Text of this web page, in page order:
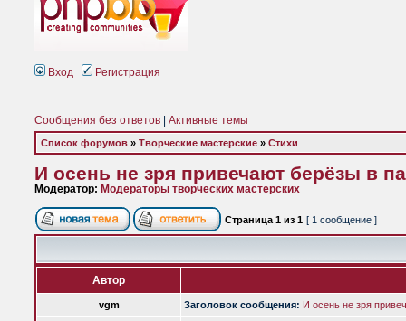
Вход Регистрация
Сообщения без ответов Активные темы
Список форумов » Творческие мастерские » Стихи
И осень не зря привечают берёзы в
Модератор: Модераторы творческих мастерских
Страница 1 из 1 [ 1 сообщение ]
Автор
vgm Заголовок сообщения: И осень не зря